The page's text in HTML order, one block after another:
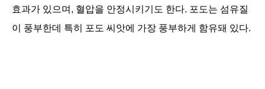
효과가 있으며, 혈압을 안정시키기도 한다. 포도는 섬유질
이 풍부한데 특히 포도 씨앗에 가장 풍부하게 함유돼 있다.